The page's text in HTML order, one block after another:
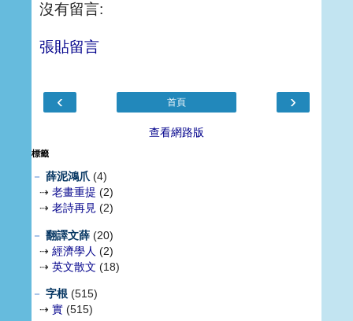
沒有留言:
張貼留言
‹ ›
首頁
查看網路版
標籤
－ 薛泥鴻爪 (4)
⇢ 老畫重提 (2)
⇢ 老詩再見 (2)
－ 翻譯文薛 (20)
⇢ 經濟學人 (2)
⇢ 英文散文 (18)
－ 字根 (515)
⇢ 實 (515)